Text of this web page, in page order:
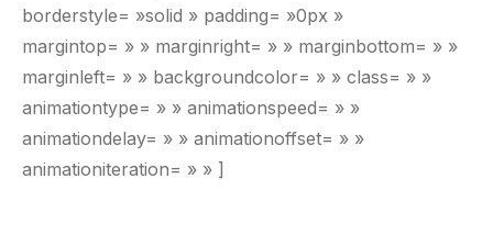
borderstyle= »solid » padding= »0px »
margintop= » » marginright= » » marginbottom= » »
marginleft= » » backgroundcolor= » » class= » »
animationtype= » » animationspeed= » »
animationdelay= » » animationoffset= » »
animationiteration= » » ]